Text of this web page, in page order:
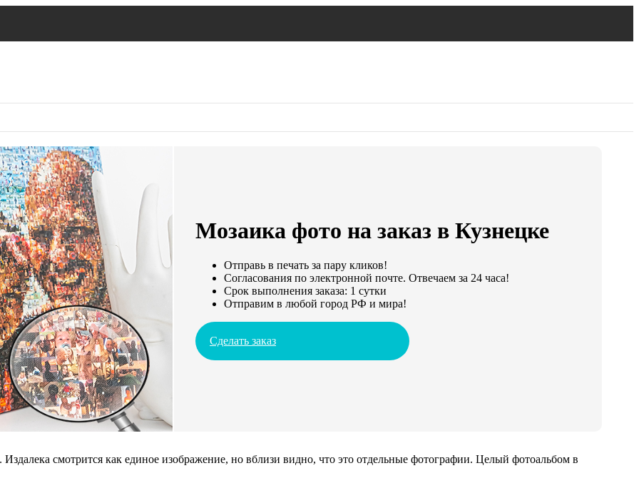
Мозаика фото на заказ в Кузнецке
Отправь в печать за пару кликов!
Согласования по электронной почте. Отвечаем за 24 часа!
Срок выполнения заказа: 1 сутки
Отправим в любой город РФ и мира!
Сделать заказ
смотрится как единое изображение, но вблизи видно, что это отдельные фотографии. Целый фотоальбом в